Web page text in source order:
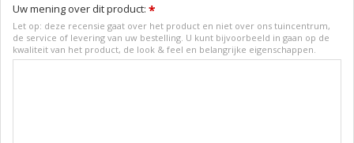
Uw mening over dit product: *
Let op: deze recensie gaat over het product en niet over ons tuincentrum,
de service of levering van uw bestelling. U kunt bijvoorbeeld in gaan op de
kwaliteit van het product, de look & feel en belangrijke eigenschappen.